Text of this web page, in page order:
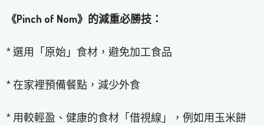
《Pinch of Nom》的減重必勝技：
* 選用「原始」食材，避免加工食品
* 在家裡預備餐點，減少外食
* 用較輕盈、健康的食材「借視線」，例如用玉米餅